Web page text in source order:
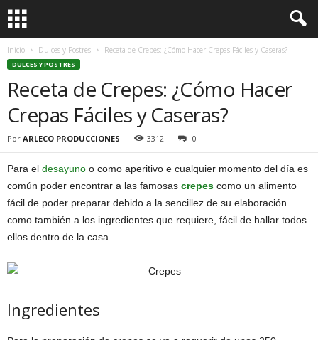
Inicio Dulces y Postres Receta de Crepes: ¿Cómo Hacer Crepas Fáciles y Caseras?
DULCES Y POSTRES
Receta de Crepes: ¿Cómo Hacer
Crepas Fáciles y Caseras?
Por ARLECO PRODUCCIONES 3312 0
Para el desayuno o como aperitivo e cualquier momento del día es
común poder encontrar a las famosas crepes como un alimento
fácil de poder preparar debido a la sencillez de su elaboración
como también a los ingredientes que requiere, fácil de hallar todos
ellos dentro de la casa.
Ingredientes